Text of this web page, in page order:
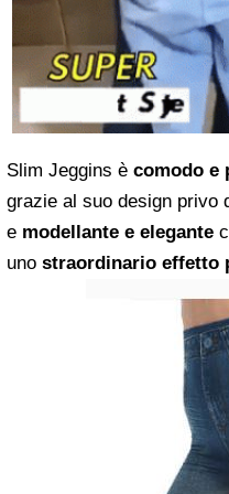
Slim Jeggins è comodo e
grazie al suo design privo
e modellante e elegante
uno straordinario effetto